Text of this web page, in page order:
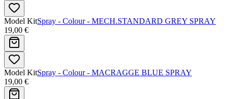
Model KitSpray - Colour - MECH.STANDARD GREY SPRAY
19,00 €
Model KitSpray - Colour - MACRAGGE BLUE SPRAY
19,00 €